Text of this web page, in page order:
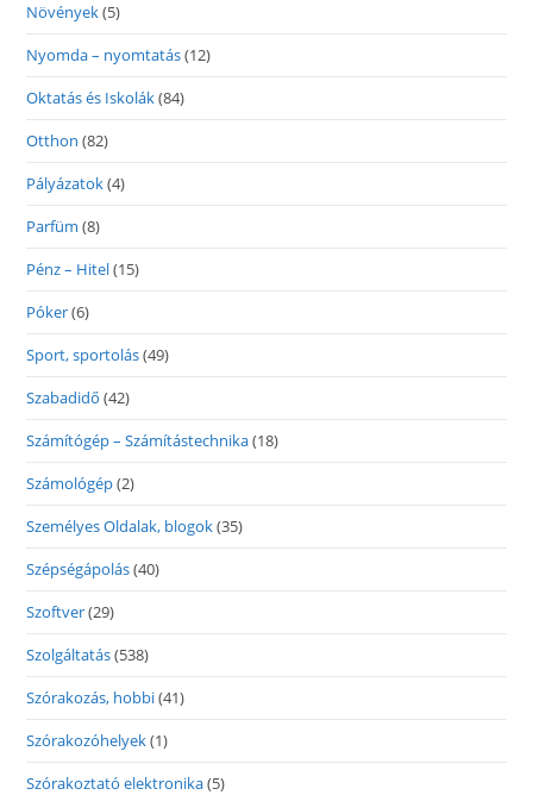
Növények(5)
Nyomda – nyomtatás(12)
Oktatás és Iskolák(84)
Otthon (82)
Pályázatok(4)
Parfüm (8)
Pénz – Hitel(15)
Póker(6)
Sport, sportolás(49)
Szabadidő (42)
Számítógép – Számítástechnika(18)
Számológép(2)
Személyes Oldalak, blogok(35)
Szépségápolás(40)
Szoftver(29)
Szolgáltatás(538)
Szórakozás, hobbi(41)
Szórakozóhelyek(1)
Szórakoztató elektronika(5)